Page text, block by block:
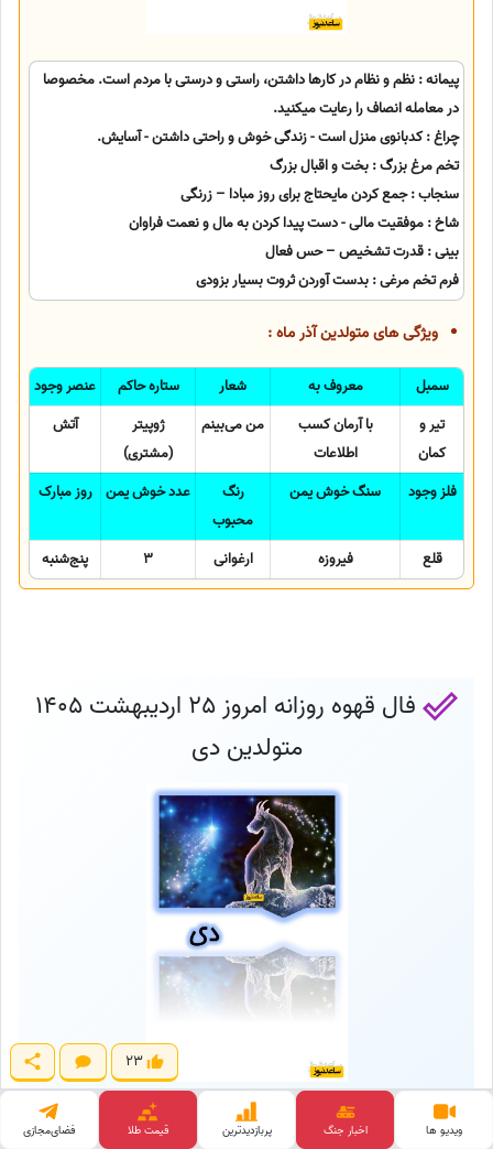
پیمانه : نظم و نظام در کارها داشتن، راستی و درستی با مردم است. مخصوصا
در معامله انصاف را رعایت میکنید.
چراغ : کدبانوی منزل است - زندگی خوش و راحتی داشتن - آسایش.
تخم مرغ بزرگ : بخت و اقبال بزرگ
سنجاب : جمع کردن مایحتاج برای روز مبادا – زرنگی
شاخ : موفقیت مالی - دست پیدا کردن به مال و نعمت فراوان
بینی : قدرت تشخیص – حس فعال
فرم تخم مرغی : بدست آوردن ثروت بسیار بزودی
ویژگی های متولدین آذر ماه :
سمبل معروف به شعار ستاره حاکم
عنصر وجود
تیر و
کمان
با آرمان کسب
اطلاعات
من می‌بینم
ژوپیتر
(مشتری)
آتش
فلز وجود سنگ خوش یمن
رنگ
محبوب
عدد خوش یمن روز مبارک
قلع فیروزه ارغوانی 3 پنج‌شنبه
فال قهوه روزانه امروز 25 اردیبهشت 1405
متولدین دی
اژدها : با بزرگان و صاحب منصبان و یا با افراد صاحب جاه و مقام ارتباط حاصل
23
ویدیو ها اخبار جنگ پربازدید‌ترین قیمت طلا فضای‌مجازی